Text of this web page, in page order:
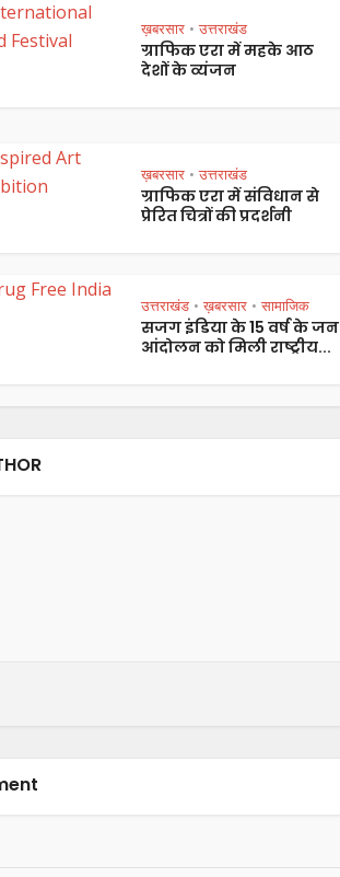
ख़बरसार • उत्तराखंड
ग्राफिक एरा में महके आठ
देशों के व्यंजन
ख़बरसार • उत्तराखंड
ग्राफिक एरा में संविधान से
प्रेरित चित्रों की प्रदर्शनी
उत्तराखंड • ख़बरसार • सामाजिक
सजग इंडिया के 15 वर्ष के जन
आंदोलन को मिली राष्ट्रीय...